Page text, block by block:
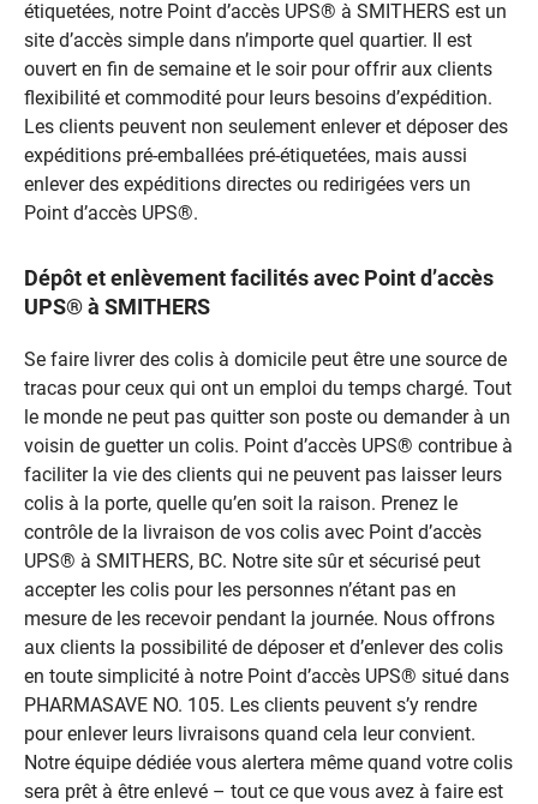
étiquetées, notre Point d’accès UPS® à SMITHERS est un
site d’accès simple dans n’importe quel quartier. Il est
ouvert en fin de semaine et le soir pour offrir aux clients
flexibilité et commodité pour leurs besoins d’expédition.
Les clients peuvent non seulement enlever et déposer des
expéditions pré-emballées pré-étiquetées, mais aussi
enlever des expéditions directes ou redirigées vers un
Point d’accès UPS®.
Dépôt et enlèvement facilités avec Point d’accès
UPS® à SMITHERS
Se faire livrer des colis à domicile peut être une source de
tracas pour ceux qui ont un emploi du temps chargé. Tout
le monde ne peut pas quitter son poste ou demander à un
voisin de guetter un colis. Point d’accès UPS® contribue à
faciliter la vie des clients qui ne peuvent pas laisser leurs
colis à la porte, quelle qu’en soit la raison. Prenez le
contrôle de la livraison de vos colis avec Point d’accès
UPS® à SMITHERS, BC. Notre site sûr et sécurisé peut
accepter les colis pour les personnes n’étant pas en
mesure de les recevoir pendant la journée. Nous offrons
aux clients la possibilité de déposer et d’enlever des colis
en toute simplicité à notre Point d’accès UPS® situé dans
PHARMASAVE NO. 105. Les clients peuvent s’y rendre
pour enlever leurs livraisons quand cela leur convient.
Notre équipe dédiée vous alertera même quand votre colis
sera prêt à être enlevé – tout ce que vous avez à faire est